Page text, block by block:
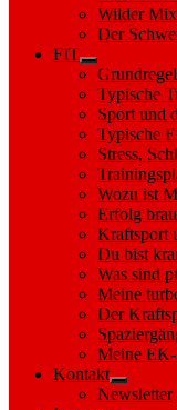
Wilder Mix
Der
FIT
Show
sub
menu
Typische
Sport und
Typische
Stress,
Wozu ist
Erfolg
Kraftsport
Du bist
Was sind
Meine
Der
Meine
Kontakt
Show
sub
Newsletter